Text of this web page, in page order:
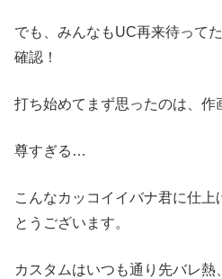
でも、みんなもUC再来待って
確認！
打ち始めてまず思ったのは、作
尊すぎる…
こんなカッコイイバナ君に仕
とうございます。
カスタムはいつも通り先バレ熱